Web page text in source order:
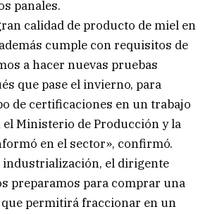
panales.
calidad de producto de miel en
cumple con requisitos de
a hacer nuevas pruebas
que pase el invierno, para
de certificaciones en un trabajo
Ministerio de Producción y la
en el sector», confirmó.
industrialización, el dirigente
preparamos para comprar una
permitirá fraccionar en un